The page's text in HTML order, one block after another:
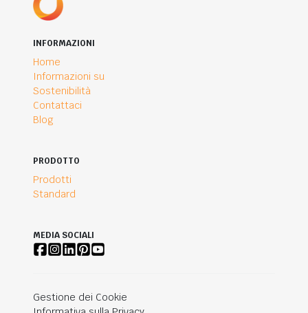
INFORMAZIONI
Home
Informazioni su
Sostenibilità
Contattaci
Blog
PRODOTTO
Prodotti
Standard
MEDIA SOCIALI
Gestione dei Cookie